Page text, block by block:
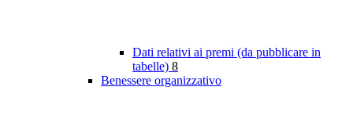
Dati relativi ai premi (da pubblicare in
tabelle) 8
Benessere organizzativo